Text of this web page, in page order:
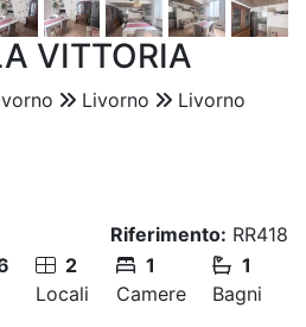
VITTORIA
Livorno
Livorno
Riferimento: RR418
2
Locali
1
Camere
1
Bagni